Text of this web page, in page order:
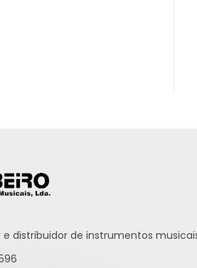
distribuidor de instrumentos